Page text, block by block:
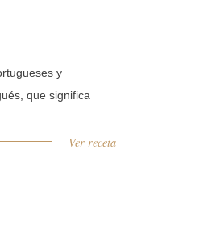
y
que significa
Ver receta